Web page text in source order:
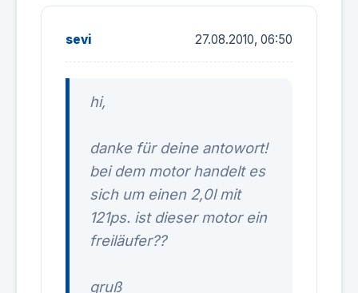
sevi 27.08.2010, 06:50
hi,
danke für deine antowort!
bei dem motor handelt es
sich um einen 2,0l mit
121ps. ist dieser motor ein
freiläufer??
gruß